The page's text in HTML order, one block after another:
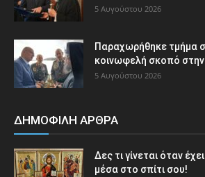
5 Αυγούστου 2026
Παραχωρήθηκε τμήμα
κοινωφελή σκοπό
5 Αυγούστου 2026
ΔΗΜΟΦΙΛΗ ΑΡΘΡΑ
Δες τι γίνεται όταν
μέσα στο σπίτι σου!